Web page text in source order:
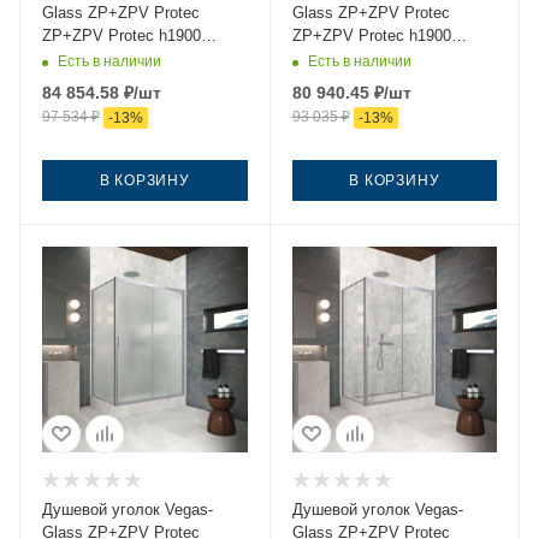
Glass ZP+ZPV Protec
ZP+ZPV Protec h1900
170*95 07 crystalvision
170х95 стекло прозрачное
профиль хром без поддона
Есть в наличии
84 854.58 ₽/шт
97 534₽ -13%
В КОРЗИНУ
Glass ZP+ZPV Protec
ZP+ZPV Protec h1900
170*95 07 07 170х95 стекло
тонированное профиль
хром без поддона
Есть в наличии
80 940.45₽/шт
93 035₽ -13%
В КОРЗИНУ
Душевой уголок Vegas-
Glass ZP+ZPV Protec
Душевой уголок Vegas-
Glass ZP+ZPV Protec